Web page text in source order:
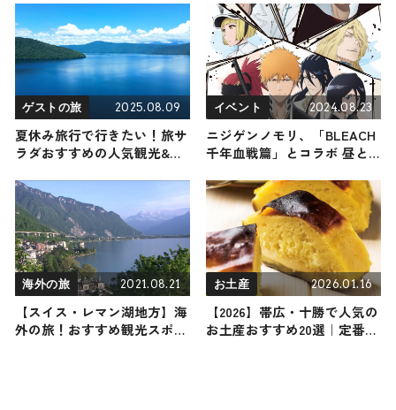
まで幅広く紹介
ゲストの旅 2025.08.09
夏休み旅行で行きたい！旅サ
ラダおすすめの人気観光&グ
集編】2025年8月9日放送
イベント 2024.08.23
ニジゲンノモリ、「BLEACH
千年血戦篇」とコラボ 昼と
海外の旅 2021.08.21
【スイス・レマン湖地方】海
外の旅！おすすめ観光スポッ
お土産 2026.01.16
【2026】帯広・十勝で人気の
お土産おすすめ20選｜定番の